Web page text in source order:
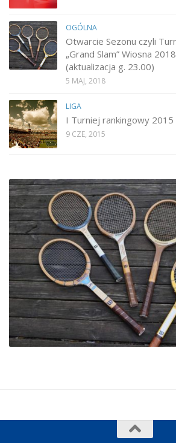
OGÓLNA
Otwarcie Sezonu czyli
„Grand Slam” Wiosna
(aktualizacja g. 23.00)
5 MAJ, 2018
LIGA
I Turniej rankingowy
9 CZE, 2015